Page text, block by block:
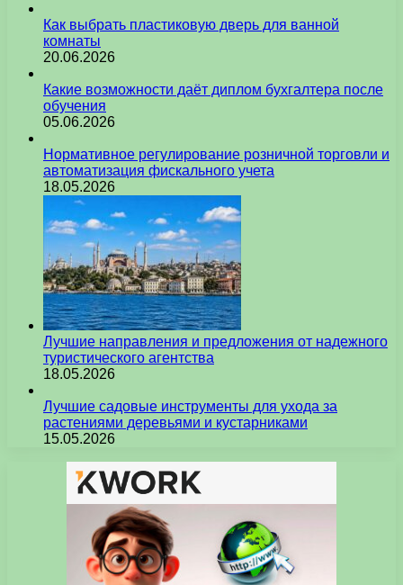
Как выбрать пластиковую дверь для ванной
комнаты
20.06.2026
Какие возможности даёт диплом бухгалтера после
обучения
05.06.2026
Нормативное регулирование розничной торговли и
автоматизация фискального учета
18.05.2026
Лучшие направления и предложения от надежного
туристического агентства
18.05.2026
Лучшие садовые инструменты для ухода за
растениями деревьями и кустарниками
15.05.2026